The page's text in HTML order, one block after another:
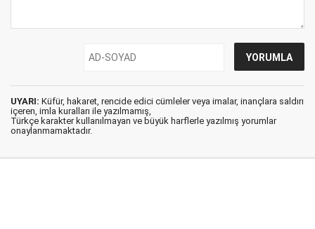
UYARI: Küfür, hakaret, rencide edici cümleler veya imalar, inançlara saldırı
içeren, imla kuralları ile yazılmamış,
Türkçe karakter kullanılmayan ve büyük harflerle yazılmış yorumlar
onaylanmamaktadır.